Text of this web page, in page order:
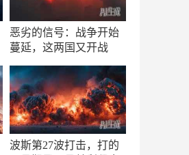
恶劣的信号：战争开始
蔓延，这两国又开战
波斯第27波打击，打的